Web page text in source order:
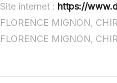
Site internet : https://
FLORENCE MIGNON,
FLORENCE MIGNON,